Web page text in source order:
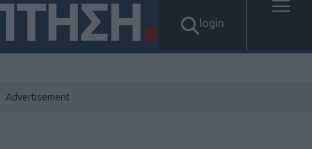
login